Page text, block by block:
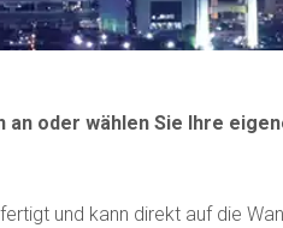
oder wählen Sie Ihre
und kann direkt auf die